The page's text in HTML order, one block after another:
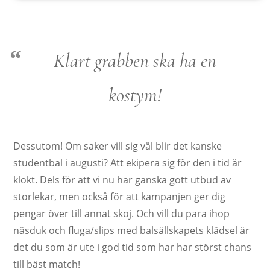
Klart grabben ska ha en
kostym!
Dessutom! Om saker vill sig väl blir det kanske
studentbal i augusti? Att ekipera sig för den i tid är
klokt. Dels för att vi nu har ganska gott utbud av
storlekar, men också för att kampanjen ger dig
pengar över till annat skoj. Och vill du para ihop
näsduk och fluga/slips med balsällskapets klädsel är
det du som är ute i god tid som har har störst chans
till bäst match!